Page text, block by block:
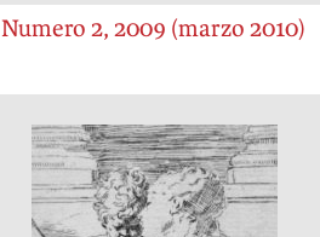
Numero 2, 2009 (marzo 2010)